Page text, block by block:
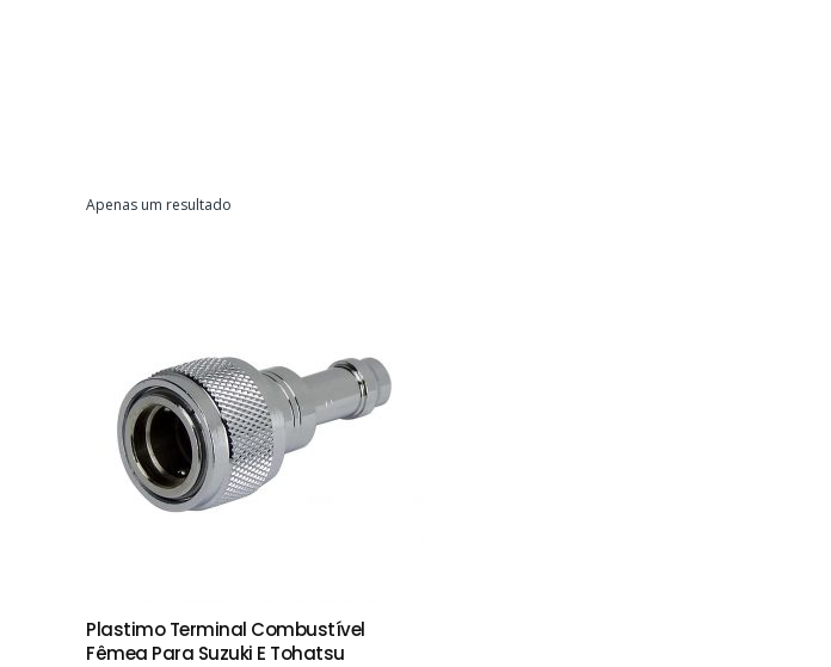
Apenas um resultado
TEM OPÇÕES
Plastimo Terminal Combustível
Fêmea Para Suzuki E Tohatsu